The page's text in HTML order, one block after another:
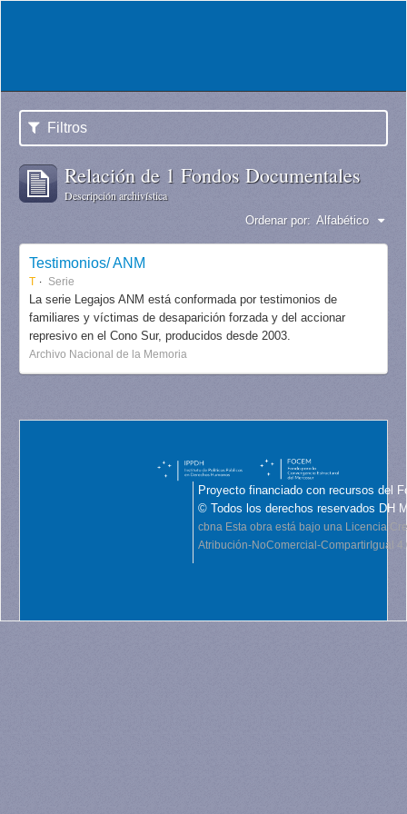
Filtros
Relación de 1 Fondos Documentales
Descripción archivística
Ordenar por: Alfabético
Testimonios/ ANM
T Serie
La serie Legajos ANM está conformada por testimonios de
familiares y víctimas de desaparición forzada y del accionar
represivo en el Cono Sur, producidos desde 2003.
Archivo Nacional de la Memoria
Proyecto financiado con recursos del
© Todos los derechos reservados DH
cbna Esta obra está bajo una Licencia
Atribución-NoComercial-CompartirIgual